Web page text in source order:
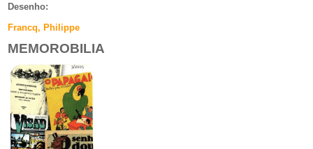
Desenho:
Francq, Philippe
MEMOROBILIA